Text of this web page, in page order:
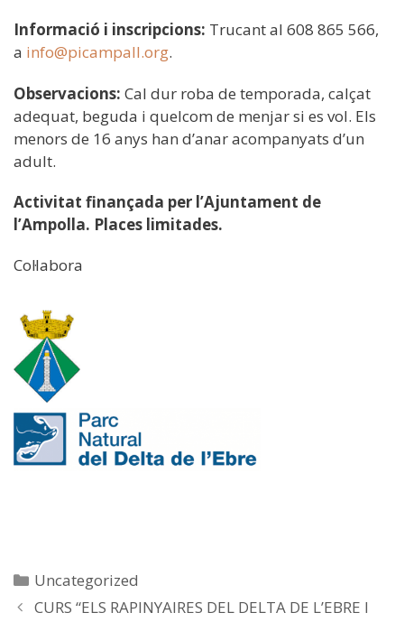
Informació i inscripcions: Trucant al 608 865 566,
a info@picampall.org.
Observacions: Cal dur roba de temporada, calçat
adequat, beguda i quelcom de menjar si es vol. Els
menors de 16 anys han d’anar acompanyats d’un
adult.
Activitat finançada per l’Ajuntament de
l’Ampolla. Places limitades.
Col·labora
Categories
Uncategorized
CURS “ELS RAPINYAIRES DEL DELTA DE L’EBRE I